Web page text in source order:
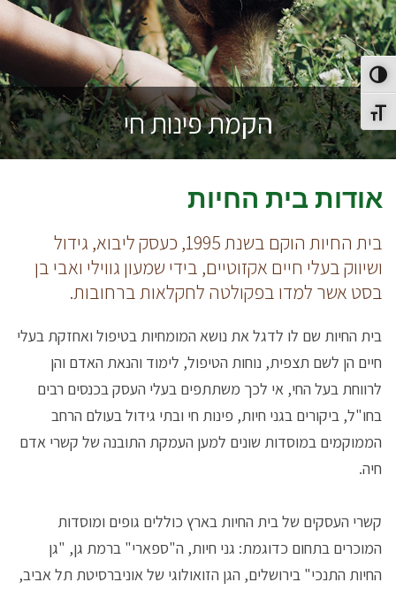
הפעל/כבה ניגודיות גבוהה
מתג גודל גופן הקמת פינות חי
אודות בית החיות
בית החיות הוקם בשנת 1995, כעסק ליבוא, גידול
ושיווק בעלי חיים אקזוטיים, בידי שמעון גווילי ואבי בן
בסט אשר למדו בפקולטה לחקלאות ברחובות.
בית החיות שם לו לדגל את נושא המומחיות בטיפול ואחזקת בעלי
חיים הן לשם תצפית, נוחות הטיפול, לימוד והנאת האדם והן
לרווחת בעל החי, אי לכך משתתפים בעלי העסק בכנסים רבים
בחו"ל, ביקורים בגני חיות, פינות חי ובתי גידול בעולם הרחב
הממוקמים במוסדות שונים למען העמקת התובנה של קשרי אדם
חיה.
קשרי העסקים של בית החיות בארץ כוללים גופים ומוסדות
המוכרים בתחום כדוגמת: גני חיות, ה"ספארי" ברמת גן, "גן
החיות התנכי" בירושלים, הגן הזואולוגי של אוניברסיטת תל אביב,